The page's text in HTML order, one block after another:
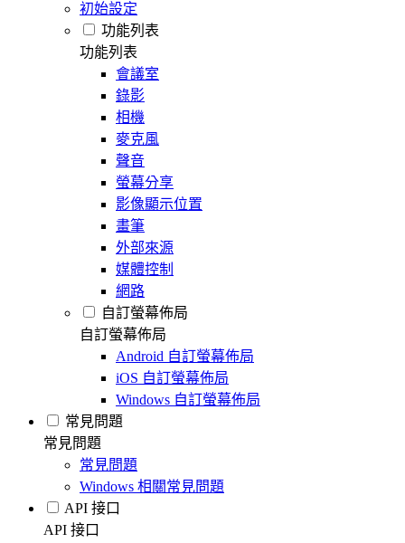
初始設定
功能列表
功能列表
會議室
錄影
相機
麥克風
聲音
螢幕分享
影像顯示位置
畫筆
外部來源
媒體控制
網路
自訂螢幕佈局
自訂螢幕佈局
Android 自訂螢幕佈局
iOS 自訂螢幕佈局
Windows 自訂螢幕佈局
常見問題
常見問題
常見問題
Windows 相關常見問題
API 接口
API 接口